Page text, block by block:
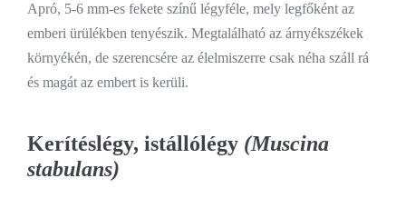
Apró, 5-6 mm-es fekete színű légyféle, mely legfőként az
emberi ürülékben tenyészik. Megtalálható az árnyékszékek
környékén, de szerencsére az élelmiszerre csak néha száll rá
és magát az embert is kerüli.
Kerítéslégy, istállólégy (Muscina
stabulans)